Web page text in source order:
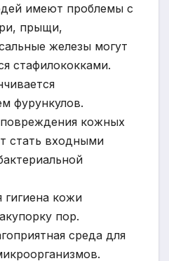
имеют проблемы с
прыщи,
железы могут
стафилококками.
фурункулов.
кожных
стать входными
гигиена кожи
пор.
среда для